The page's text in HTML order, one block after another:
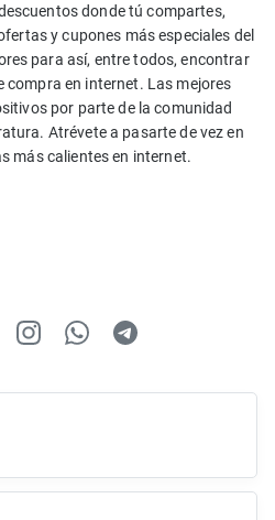
donde tú compartes,
y cupones más especiales del
para así, entre todos, encontrar
compra en internet. Las mejores
por parte de la comunidad
Atrévete a pasarte de vez en
más calientes en internet.